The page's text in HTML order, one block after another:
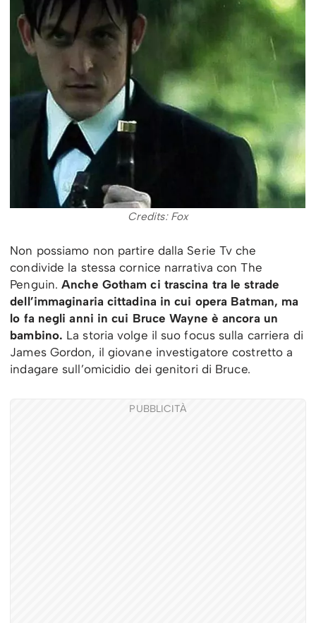
Credits: Fox
Non possiamo non partire dalla Serie Tv che
condivide la stessa cornice narrativa con The
Penguin.Anche Gotham ci trascina tra le strade
dell’immaginaria cittadina in cui opera Batman, ma
lo fa negli anni in cui Bruce Wayne è ancora un
bambino. La storia volge il suo focus sulla carriera di
James Gordon, il giovane investigatore costretto a
indagare sull’omicidio dei genitori di Bruce.
PUBBLICITÀ